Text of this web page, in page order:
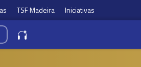
TSF Madeira Iniciativas